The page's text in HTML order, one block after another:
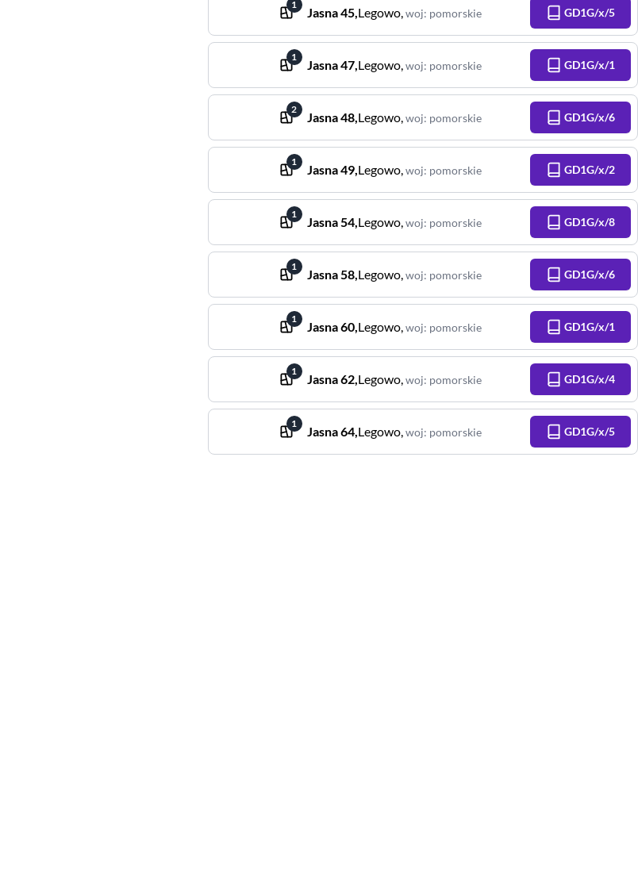
1
Jasna45,Legowo,woj: pomorskie GD1G/x/5
1
Jasna47,Legowo,woj: pomorskie GD1G/x/1
2
Jasna48,Legowo,woj: pomorskie GD1G/x/6
1
Jasna49,Legowo,woj: pomorskie GD1G/x/2
1
Jasna54,Legowo,woj: pomorskie GD1G/x/8
1
Jasna58,Legowo,woj: pomorskie GD1G/x/6
1
Jasna60,Legowo,woj: pomorskie GD1G/x/1
1
Jasna62,Legowo,woj: pomorskie GD1G/x/4
1
Jasna64,Legowo,woj: pomorskie GD1G/x/5